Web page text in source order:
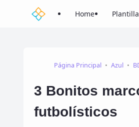
Home
Página Principal Azul
3 Bonitos
futbolísticos